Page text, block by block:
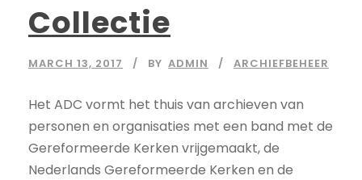
Collectie
MARCH 13, 2017 BY ADMIN ARCHIEFBEHEER
Het ADC vormt het thuis van archieven van
personen en organisaties met een band met de
Gereformeerde Kerken vrijgemaakt, de
Nederlands Gereformeerde Kerken en de